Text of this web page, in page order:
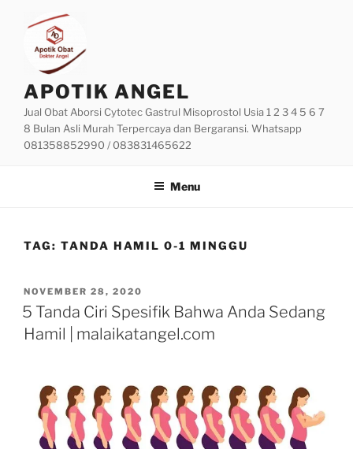
content
APOTIK ANGEL
Jual Obat Aborsi Cytotec Gastrul Misoprostol Usia 1 2 3 4 5 6 7
8 Bulan Asli Murah Terpercaya dan Bergaransi. Whatsapp
081358852990 / 083831465622
Menu
TAG: TANDA HAMIL 0-1 MINGGU
POSTED
ON
NOVEMBER 28, 2020
5 Tanda Ciri Spesifik Bahwa Anda Sedang
Hamil | malaikatangel.com